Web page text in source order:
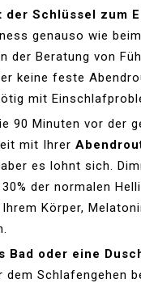
der Schlüssel zum
genauso wie
der Beratung von
keine feste
mit
90 Minuten vor der
mit Ihrer
es lohnt sich.
der normalen
Körper,
Bad oder eine
dem Schlafengehen